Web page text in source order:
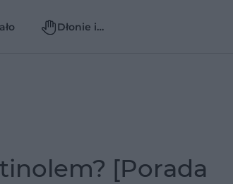
Dłonie i
[Porada